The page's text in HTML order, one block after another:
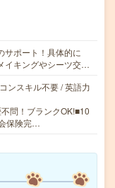
サポート！具体的に
イキングやシーツ交…
ンスキル不要 / 英語力
問！ブランクOK!■10
保険完…